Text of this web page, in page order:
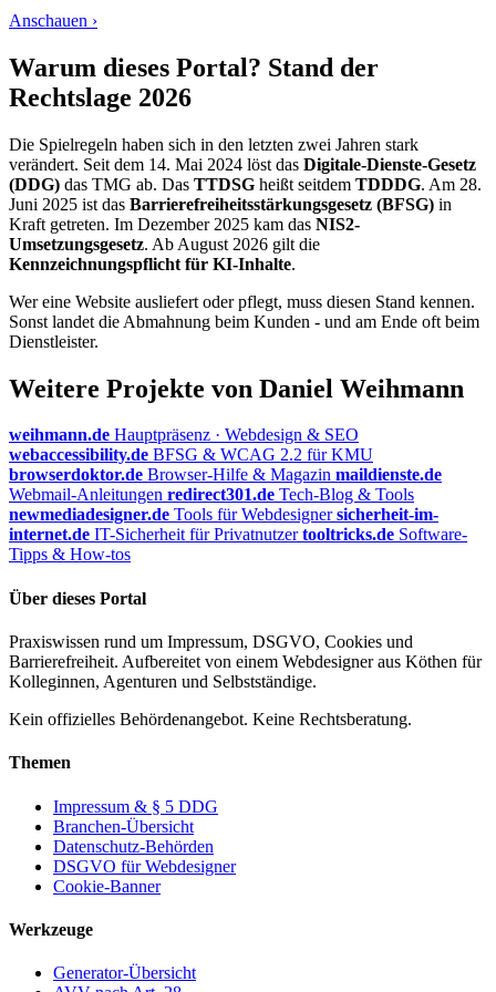
Anschauen ›
Warum dieses Portal? Stand der
Rechtslage 2026
Die Spielregeln haben sich in den letzten zwei Jahren stark
verändert. Seit dem 14. Mai 2024 löst das Digitale-Dienste-Gesetz
(DDG) das TMG ab. Das TTDSG heißt seitdem TDDDG. Am 28.
Juni 2025 ist das Barrierefreiheitsstärkungsgesetz (BFSG) in
Kraft getreten. Im Dezember 2025 kam das NIS2-
Umsetzungsgesetz. Ab August 2026 gilt die
Kennzeichnungspflicht für KI-Inhalte.
Wer eine Website ausliefert oder pflegt, muss diesen Stand kennen.
Sonst landet die Abmahnung beim Kunden - und am Ende oft beim
Dienstleister.
Weitere Projekte von Daniel Weihmann
weihmann.de Hauptpräsenz · Webdesign & SEO
webaccessibility.de BFSG & WCAG 2.2 für KMU
browserdoktor.de Browser-Hilfe & Magazin maildienste.de
Webmail-Anleitungen redirect301.de Tech-Blog & Tools
newmediadesigner.de Tools für Webdesigner sicherheit-im-
internet.de IT-Sicherheit für Privatnutzer tooltricks.de Software-
Tipps & How-tos
Über dieses Portal
Praxiswissen rund um Impressum, DSGVO, Cookies und
Barrierefreiheit. Aufbereitet von einem Webdesigner aus Köthen für
Kolleginnen, Agenturen und Selbstständige.
Kein offizielles Behördenangebot. Keine Rechtsberatung.
Themen
Impressum & § 5 DDG
Branchen-Übersicht
Datenschutz-Behörden
DSGVO für Webdesigner
Cookie-Banner
Werkzeuge
Generator-Übersicht